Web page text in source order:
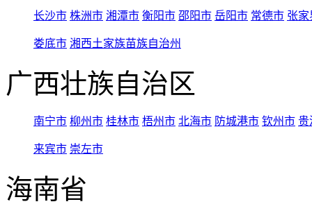
长沙市 株洲市 湘潭市 衡阳市 邵阳市 岳阳市 常德市 张家
娄底市 湘西土家族苗族自治州
广西壮族自治区
南宁市 柳州市 桂林市 梧州市 北海市 防城港市 钦州市 贵
来宾市 崇左市
海南省